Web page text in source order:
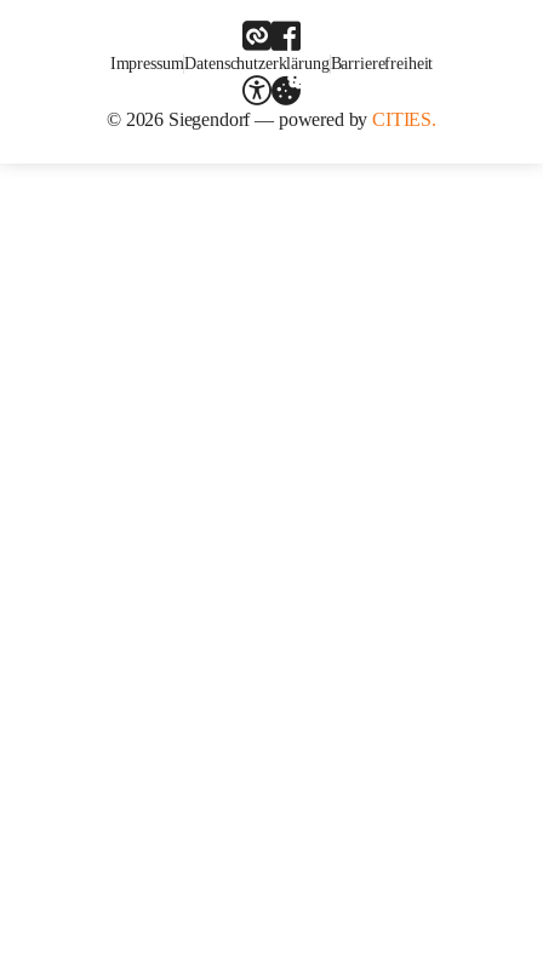
ImpressumDatenschutzerklärungBarrierefreiheit
© 2026 Siegendorf — powered byCITIES.